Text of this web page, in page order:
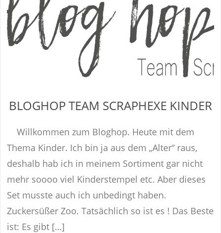
BLOGHOP TEAM SCRAPHEXE KINDER
Willkommen zum Bloghop. Heute mit dem
Thema Kinder. Ich bin ja aus dem „Alter“ raus,
deshalb hab ich in meinem Sortiment gar nicht
mehr soooo viel Kinderstempel etc. Aber dieses
Set musste auch ich unbedingt haben.
Zuckersüßer Zoo. Tatsächlich so ist es ! Das Beste
ist: Es gibt […]